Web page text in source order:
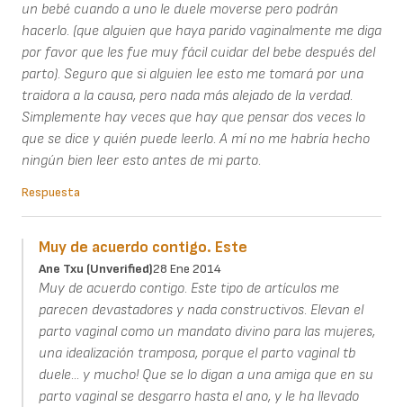
un bebé cuando a uno le duele moverse pero podrán
hacerlo. (que alguien que haya parido vaginalmente me diga
por favor que les fue muy fácil cuidar del bebe después del
parto). Seguro que si alguien lee esto me tomará por una
traidora a la causa, pero nada más alejado de la verdad.
Simplemente hay veces que hay que pensar dos veces lo
que se dice y quién puede leerlo. A mí no me habría hecho
ningún bien leer esto antes de mi parto.
Respuesta
Muy de acuerdo contigo. Este
Ane Txu (unverified)28 Ene 2014
Muy de acuerdo contigo. Este tipo de artículos me
parecen devastadores y nada constructivos. Elevan el
parto vaginal como un mandato divino para las mujeres,
una idealización tramposa, porque el parto vaginal tb
duele... y mucho! Que se lo digan a una amiga que en su
parto vaginal se desgarro hasta el ano, y le ha llevado